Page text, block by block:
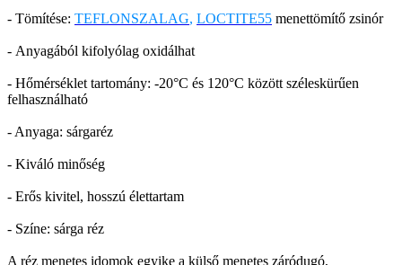
- Tömítése: TEFLONSZALAG, LOCTITE55 menettömítő zsinór
- Anyagából kifolyólag oxidálhat
- Hőmérséklet tartomány: -20°C és 120°C között széleskürűen
felhasználható
- Anyaga: sárgaréz
- Kiváló minőség
- Erős kivitel, hosszú élettartam
- Színe: sárga réz
A réz menetes idomok egyike a külső menetes záródugó,